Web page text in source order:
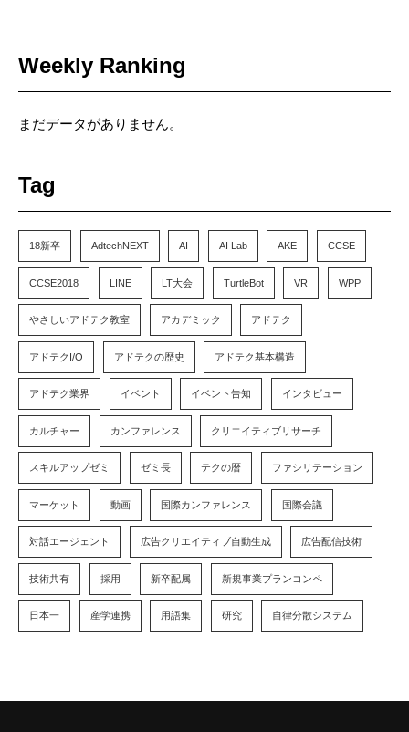
Weekly Ranking
まだデータがありません。
Tag
18新卒 AdtechNEXT AI AI Lab AKE CCSE
CCSE2018 LINE LT大会 TurtleBot VR WPP
やさしいアドテク教室 アカデミック アドテク
アドテクI/O アドテクの歴史 アドテク基本構造
アドテク業界 イベント イベント告知 インタビュー
カルチャー カンファレンス クリエイティブリサーチ
スキルアップゼミ ゼミ長 テクの暦 ファシリテーション
マーケット 動画 国際カンファレンス 国際会議
対話エージェント 広告クリエイティブ自動生成 広告配信技術
技術共有 採用 新卒配属 新規事業プランコンペ
日本一 産学連携 用語集 研究 自律分散システム